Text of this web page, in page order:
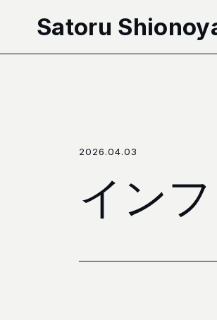
Satoru
2026.04.03
イン